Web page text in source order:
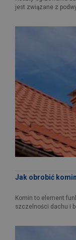
jest związane z
Jak obrobić
Komin to element
szczelności dachu i